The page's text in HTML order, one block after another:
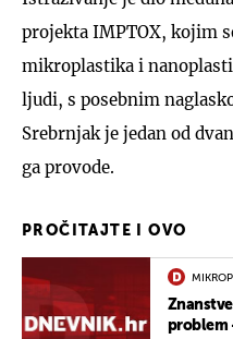
projekta IMPTOX, kojim
mikroplastika i
ljudi, s posebnim
Srebrnjak je jedan od
ga provode.
PROČITAJTE I OVO
problem